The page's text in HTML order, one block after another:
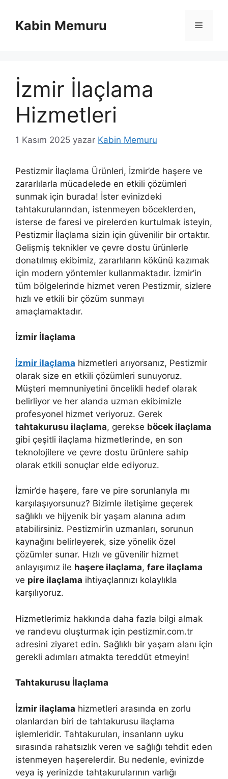
Kabin Memuru Menü
İzmir İlaçlama
Hizmetleri
1 Kasım 2025 yazar Kabin Memuru
Pestizmir İlaçlama Ürünleri, İzmir’de haşere ve
zararlılarla mücadelede en etkili çözümleri
sunmak için burada! İster evinizdeki
tahtakurularından, istenmeyen böceklerden,
isterse de faresi ve pirelerden kurtulmak isteyin,
Pestizmir İlaçlama sizin için güvenilir bir ortaktır.
Gelişmiş teknikler ve çevre dostu ürünlerle
donatılmış ekibimiz, zararlıların kökünü kazımak
için modern yöntemler kullanmaktadır. İzmir’in
tüm bölgelerinde hizmet veren Pestizmir, sizlere
hızlı ve etkili bir çözüm sunmayı
amaçlamaktadır.
İzmir İlaçlama
İzmir ilaçlama hizmetleri arıyorsanız, Pestizmir
olarak size en etkili çözümleri sunuyoruz.
Müşteri memnuniyetini öncelikli hedef olarak
belirliyor ve her alanda uzman ekibimizle
profesyonel hizmet veriyoruz. Gerek
tahtakurusu ilaçlama, gerekse böcek ilaçlama
gibi çeşitli ilaçlama hizmetlerinde, en son
teknolojilere ve çevre dostu ürünlere sahip
olarak etkili sonuçlar elde ediyoruz.
İzmir’de haşere, fare ve pire sorunlarıyla mı
karşılaşıyorsunuz? Bizimle iletişime geçerek
sağlıklı ve hijyenik bir yaşam alanına adım
atabilirsiniz. Pestizmir’in uzmanları, sorunun
kaynağını belirleyerek, size yönelik özel
çözümler sunar. Hızlı ve güvenilir hizmet
anlayışımız ile haşere ilaçlama, fare ilaçlama
ve pire ilaçlama ihtiyaçlarınızı kolaylıkla
karşılıyoruz.
Hizmetlerimiz hakkında daha fazla bilgi almak
ve randevu oluşturmak için pestizmir.com.tr
adresini ziyaret edin. Sağlıklı bir yaşam alanı için
gerekli adımları atmakta tereddüt etmeyin!
Tahtakurusu İlaçlama
İzmir ilaçlama hizmetleri arasında en zorlu
olanlardan biri de tahtakurusu ilaçlama
işlemleridir. Tahtakuruları, insanların uyku
sırasında rahatsızlık veren ve sağlığı tehdit eden
istenmeyen haşerelerdir. Bu nedenle, evinizde
veya iş yerinizde tahtakurularının varlığı